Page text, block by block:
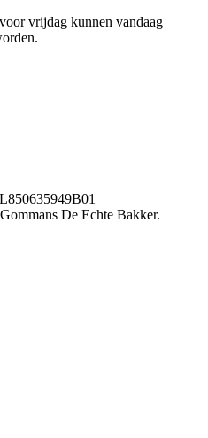
vrijdag kunnen vandaag
De Echte Bakker.